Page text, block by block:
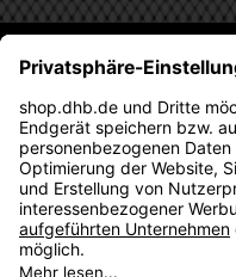
ABONNIEREN SIE DEN
NEWSLETTER UND
AKTION MEHR.